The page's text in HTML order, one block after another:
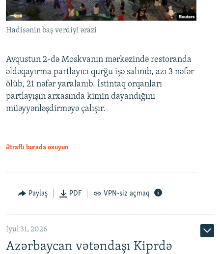
Hadisənin baş verdiyi ərazi
Avqustun 2-də Moskvanın mərkəzində restoranda
əldəqayırma partlayıcı qurğu işə salınıb, azı 3 nəfər
ölüb, 21 nəfər yaralanıb. İstintaq orqanları
partlayışın arxasında kimin dayandığını
müəyyənləşdirməyə çalışır.
Ətraflı burada oxuyun
Paylaş PDF VPN-siz açmaq
İyul 31, 2026
Azərbaycan vətəndaşı Kiprdə